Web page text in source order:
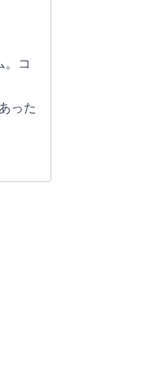
コ
った